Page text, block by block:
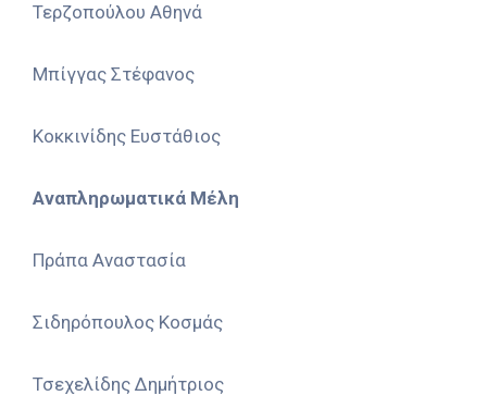
Τερζοπούλου Αθηνά
Μπίγγας Στέφανος
Κοκκινίδης Ευστάθιος
Αναπληρωματικά Μέλη
Πράπα Αναστασία
Σιδηρόπουλος Κοσμάς
Τσεχελίδης Δημήτριος